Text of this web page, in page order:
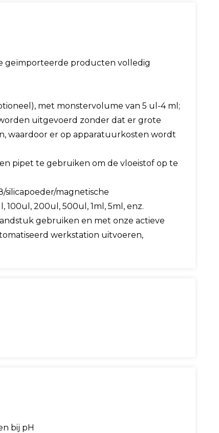
geïmporteerde producten volledig
met monstervolume van 5 ul-4 ml;
uitgevoerd zonder dat er grote
waardoor er op apparatuurkosten wordt
pipet te gebruiken om de vloeistof op te
silicapoeder/magnetische
100ul, 200ul, 500ul, 1ml, 5ml, enz.
gebruiken en met onze actieve
werkstation uitvoeren,
bij pH